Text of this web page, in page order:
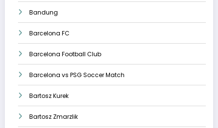
Bandung
Barcelona FC
Barcelona Football Club
Barcelona vs PSG Soccer Match
Bartosz Kurek
Bartosz Zmarzlik